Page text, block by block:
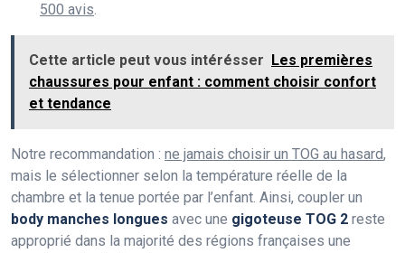
500 avis.
Cette article peut vous intérésser
Les premières
chaussures pour enfant : comment choisir confort
et tendance
Notre recommandation : ne jamais choisir un TOG au hasard,
mais le sélectionner selon la température réelle de la
chambre et la tenue portée par l’enfant. Ainsi, coupler un
body manches longues avec une gigoteuse TOG 2 reste
approprié dans la majorité des régions françaises une